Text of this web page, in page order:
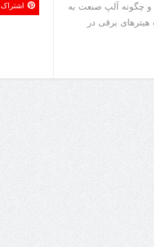
و چگونه آلپ صنعت به
هیترهای برقی در
اشتراک